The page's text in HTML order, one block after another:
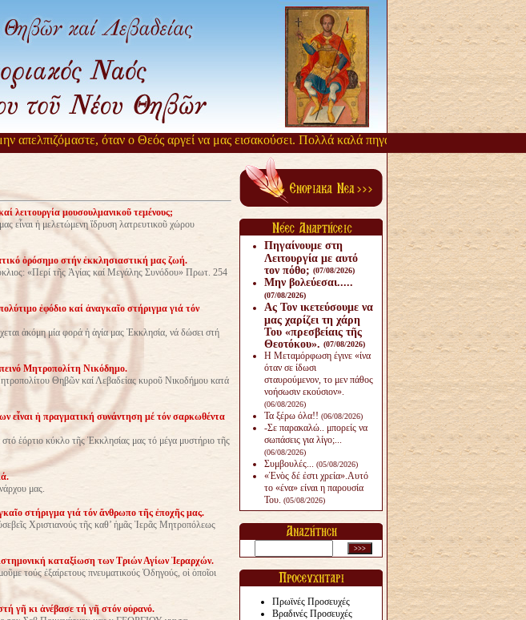
όταν ο Θεός αργεί να μας εισακούσει. Πολλά καλά πηγάζουν, από την αργοπορία αυτή.
λειτουργία μουσουλμανικοῦ τεμένους;
εἶναι ἡ μελετώμενη ἵδρυση λατρευτικοῦ χώρου
ὁρόσημο στήν ἐκκλησιαστική μας ζωή.
τῆς Ἁγίας καί Μεγάλης Συνόδου» Πρωτ. 254
ἐφόδιο καί ἀναγκαῖο στήριγμα γιά τόν
ἀκόμη μία φορά ἡ ἁγία μας Ἐκκλησία, νά δώσει στή
Μητροπολίτη Νικόδημο.
Θηβῶν καί Λεβαδείας κυροῦ Νικοδήμου κατά
εἶναι ἡ πραγματική συνάντηση μέ τόν σαρκωθέντα
ἑόρτιο κύκλο τῆς Ἐκκλησίας μας τό μέγα μυστήριο τῆς
μας.
στήριγμα γιά τόν ἄνθρωπο τῆς ἐποχῆς μας.
Χριστιανούς τῆς καθ’ ἡμᾶς Ἱερᾶς Μητροπόλεως
καταξίωση των Τριών Αγίων Ἱεραρχών.
τούς ἐξαίρετους πνευματικούς Ὁδηγούς, οἱ ὁποῖοι
γῆ κι ἀνέβασε τή γῆ στόν οὐρανό.
Πηγαίνουμε στη
Λειτουργία με αυτό
τον πόθο; (07/08/2026)
Μην βολεύεσαι.....
(07/08/2026)
Ας Τον ικετεύσουμε να
μας χαρίζει τη χάρη
Του «πρεσβείαις τῆς
Θεοτόκου». (07/08/2026)
Η Μεταμόρφωση έγινε «ίνα
όταν σε ίδωσι
σταυρούμενον, το μεν πάθος
νοήσωσιν εκούσιον».
(06/08/2026)
Τα ξέρω όλα!! (06/08/2026)
-Σε παρακαλώ.. μπορείς να
σωπάσεις για λίγο;...
(06/08/2026)
Συμβουλές... (05/08/2026)
«Ἑνὸς δέ ἐστι χρεία».Αυτό
το «ένα» είναι η παρουσία
Του. (05/08/2026)
Πρωϊνές Προσευχές
Βραδινές Προσευχές